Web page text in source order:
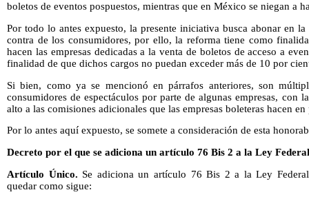
boletos de eventos pospuestos, mientras que en México se niegan a
Por todo lo antes expuesto, la presente iniciativa busca abonar en
contra de los consumidores, por ello, la reforma tiene como
hacen las empresas dedicadas a la venta de boletos de acceso a
finalidad de que dichos cargos no puedan exceder más de 10 por
Si bien, como ya se mencionó en párrafos anteriores, son
consumidores de espectáculos por parte de algunas empresas, con
alto a las comisiones adicionales que las empresas boleteras hacen
Por lo antes aquí expuesto, se somete a consideración de esta
Decreto por el que se adiciona un artículo 76 Bis 2 a la Ley
Artículo Único. Se adiciona un artículo 76 Bis 2 a la Ley
quedar como sigue: